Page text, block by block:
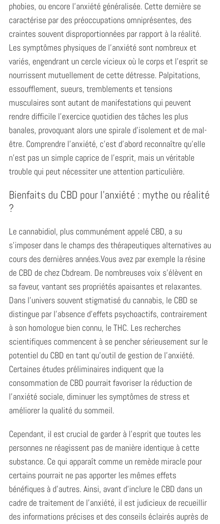
phobies, ou encore l’anxiété généralisée. Cette dernière se
caractérise par des préoccupations omniprésentes, des
craintes souvent disproportionnées par rapport à la réalité.
Les symptômes physiques de l’anxiété sont nombreux et
variés, engendrant un cercle vicieux où le corps et l’esprit se
nourrissent mutuellement de cette détresse. Palpitations,
essoufflement, sueurs, tremblements et tensions
musculaires sont autant de manifestations qui peuvent
rendre difficile l’exercice quotidien des tâches les plus
banales, provoquant alors une spirale d’isolement et de mal-
être. Comprendre l’anxiété, c’est d’abord reconnaître qu’elle
n’est pas un simple caprice de l’esprit, mais un véritable
trouble qui peut nécessiter une attention particulière.
Bienfaits du CBD pour l’anxiété : mythe ou réalité
?
Le cannabidiol, plus communément appelé CBD, a su
s’imposer dans le champs des thérapeutiques alternatives au
cours des dernières années.Vous avez par exemple la résine
de CBD de chez Cbdream. De nombreuses voix s’élèvent en
sa faveur, vantant ses propriétés apaisantes et relaxantes.
Dans l’univers souvent stigmatisé du cannabis, le CBD se
distingue par l’absence d’effets psychoactifs, contrairement
à son homologue bien connu, le THC. Les recherches
scientifiques commencent à se pencher sérieusement sur le
potentiel du CBD en tant qu’outil de gestion de l’anxiété.
Certaines études préliminaires indiquent que la
consommation de CBD pourrait favoriser la réduction de
l’anxiété sociale, diminuer les symptômes de stress et
améliorer la qualité du sommeil.
Cependant, il est crucial de garder à l’esprit que toutes les
personnes ne réagissent pas de manière identique à cette
substance. Ce qui apparaît comme un remède miracle pour
certains pourrait ne pas apporter les mêmes effets
bénéfiques à d’autres. Ainsi, avant d’inclure le CBD dans un
cadre de traitement de l’anxiété, il est judicieux de recueillir
des informations précises et des conseils éclairés auprès de